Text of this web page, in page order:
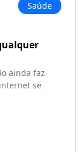
Saúde
ainda faz
se